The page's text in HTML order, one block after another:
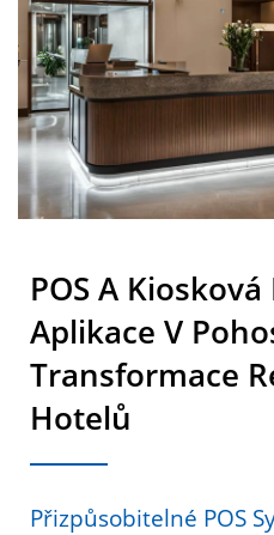
POS A
Aplikace V
Transformace
Hotelů
Přizpůsobitelné POS